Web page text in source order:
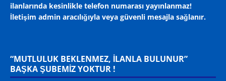
ilanlarında kesinlikle telefon numarası yayınlanmaz!
İletişim admin aracılığıyla veya güvenli mesajla sağlanır.
“MUTLULUK BEKLENMEZ, ILANLA BULUNUR”
BAŞKA ŞUBEMİZ YOKTUR !